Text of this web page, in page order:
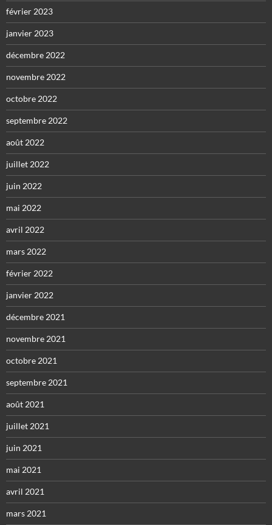
février 2023
janvier 2023
décembre 2022
novembre 2022
octobre 2022
septembre 2022
août 2022
juillet 2022
juin 2022
mai 2022
avril 2022
mars 2022
février 2022
janvier 2022
décembre 2021
novembre 2021
octobre 2021
septembre 2021
août 2021
juillet 2021
juin 2021
mai 2021
avril 2021
mars 2021